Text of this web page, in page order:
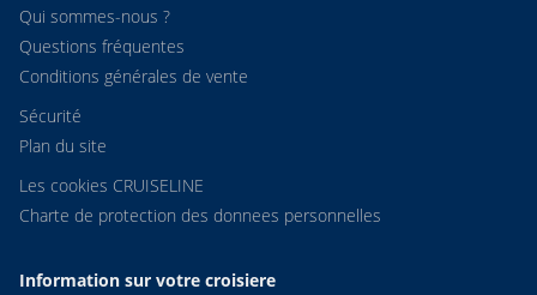
Qui sommes-nous ?
Questions fréquentes
Conditions générales de vente
Sécurité
Plan du site
Les cookies CRUISELINE
Charte de protection des donnees personnelles
Information sur votre croisiere